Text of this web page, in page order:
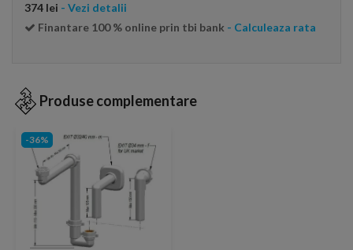
374 lei - Vezi detalii
Finantare 100 % online prin tbi bank - Calculeaza rata
Produse complementare
-36%